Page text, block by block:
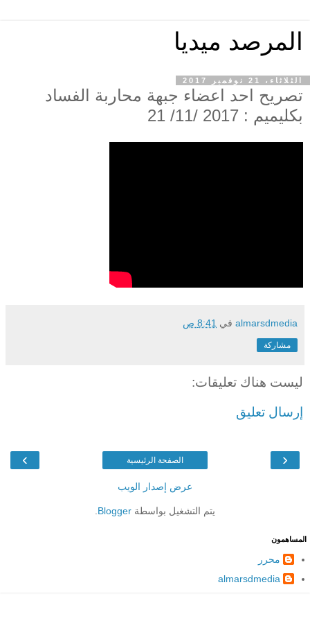
المرصد ميديا
الثلاثاء، 21 نوفمبر 2017
تصريح احد اعضاء جبهة محاربة الفساد
بكليميم : 2017 /11/ 21
almarsdmedia في 8:41 ص
مشاركة
ليست هناك تعليقات:
إرسال تعليق
‹
› الصفحة الرئيسية
عرض إصدار الويب
يتم التشغيل بواسطة Blogger
المساهمون
محرر
almarsdmedia